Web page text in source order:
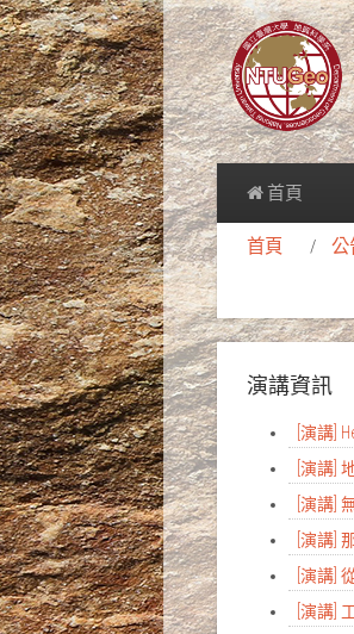
首頁
首頁 公
演講資訊
[演講]
[演講]
[演講]
[演講]
[演講]
[演講]